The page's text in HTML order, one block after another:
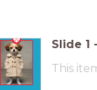
Slide 1 -
This